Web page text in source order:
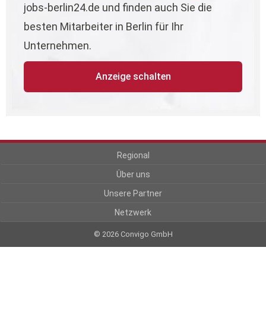
jobs-berlin24.de und finden auch Sie die
besten Mitarbeiter in Berlin für Ihr
Unternehmen.
Anzeige schalten
Regional
Über uns
Unsere Partner
Netzwerk
© 2026 Convigo GmbH